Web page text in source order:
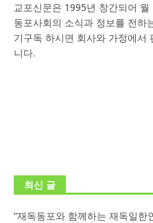
교포신문은 1995년 창간되어
동포사회의 소식과 정보를 전하
기구독 하시면 회사와 가정에서
니다.
최신 글
“재독동포와 함께하는 재독일한